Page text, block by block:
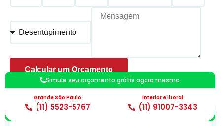
Calcular um Orçamento
*Preenchimento Obrigatório |
Politica de Privacidade
Simule seu orçamento grátis agora mesmo
Grande São Paulo
(11) 5523-5767
Interior e litoral
(11) 91007-3343